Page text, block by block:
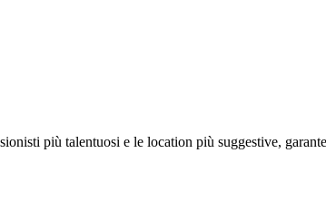
più talentuosi e le location più suggestive,